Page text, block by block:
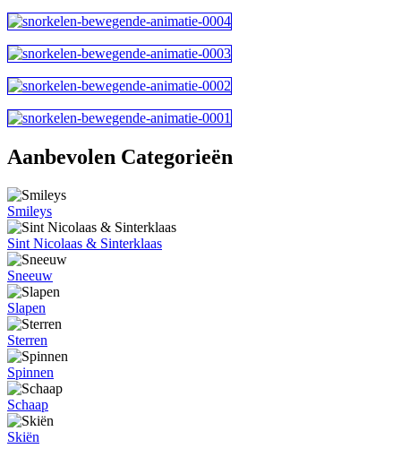
Aanbevolen Categorieën
Smileys
Sint Nicolaas & Sinterklaas
Sneeuw
Slapen
Sterren
Spinnen
Schaap
Skiën